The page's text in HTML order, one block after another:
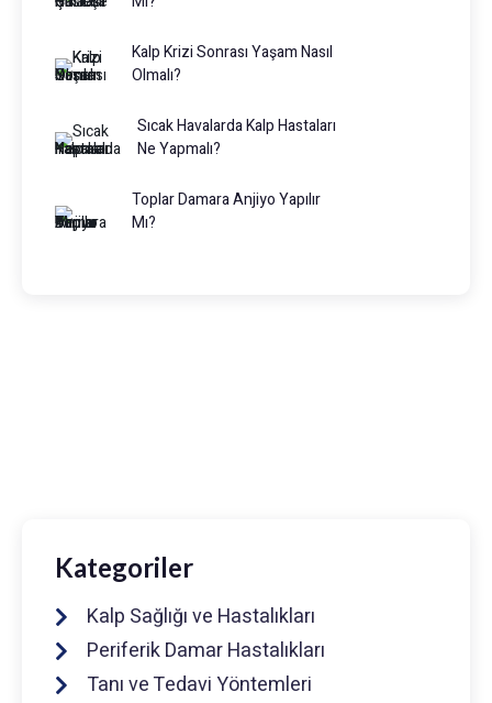
Kalp Krizi Sonrası Yaşam Nasıl
Olmalı?
Sıcak Havalarda Kalp Hastaları
Ne Yapmalı?
Toplar Damara Anjiyo Yapılır
Mı?
Kategoriler
Kalp Sağlığı ve Hastalıkları
Periferik Damar Hastalıkları
Tanı ve Tedavi Yöntemleri